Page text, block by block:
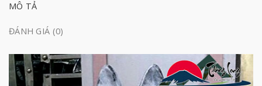
MÔ TẢ
ĐÁNH GIÁ (0)